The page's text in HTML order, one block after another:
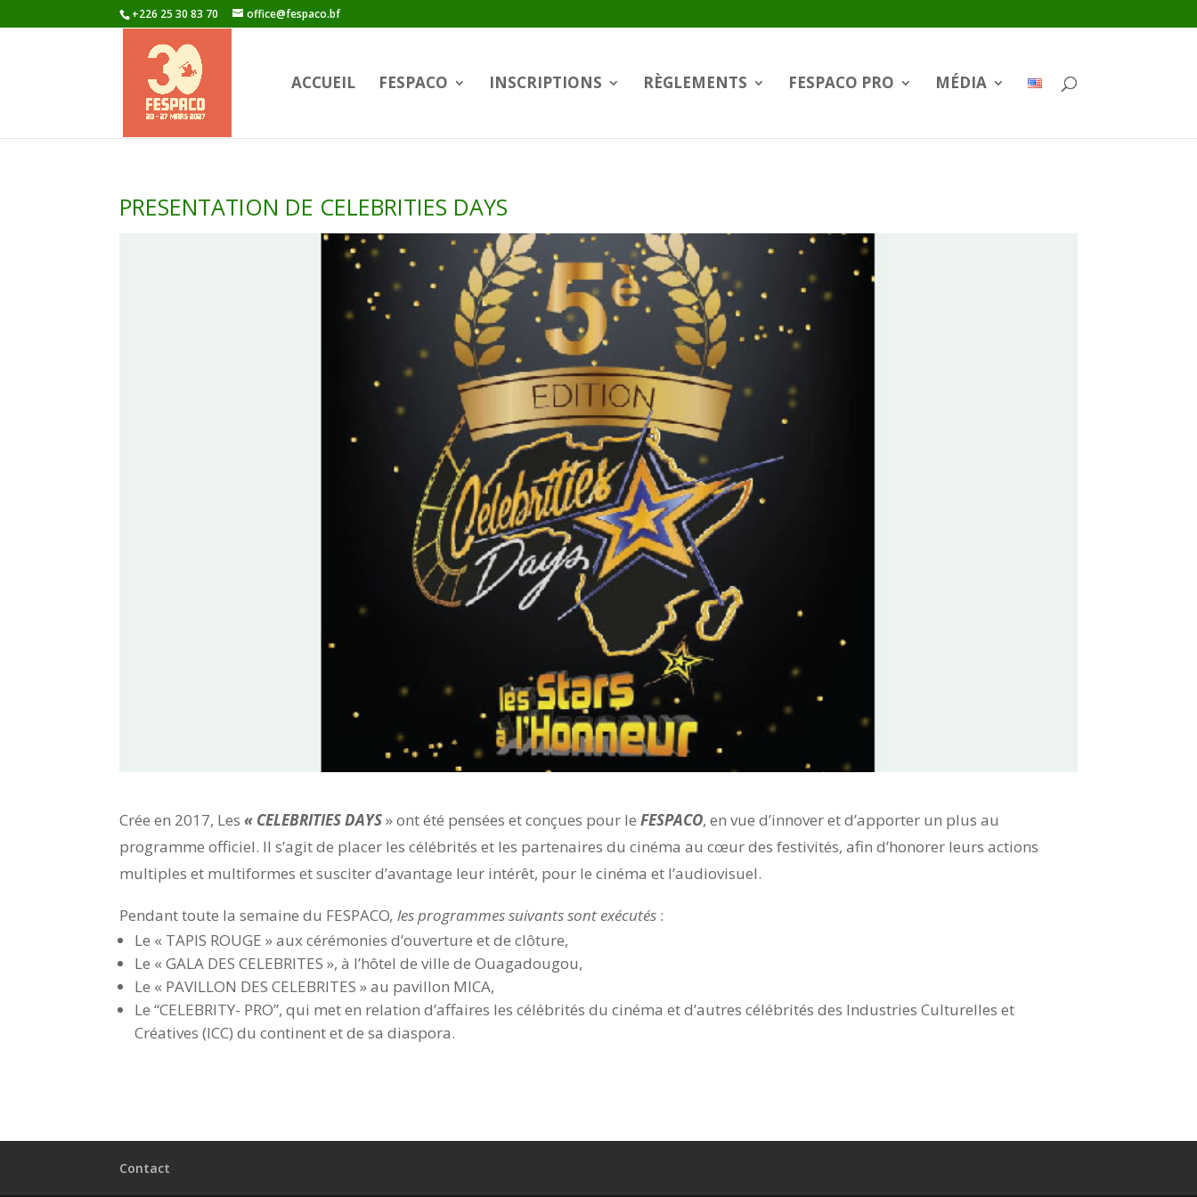
+226 25 30 83 70 office@fespaco.bf
ACCUEIL FESPACO INSCRIPTIONS RÈGLEMENTS FESPACO PRO MÉDIA
PRESENTATION DE CELEBRITIES DAYS
Crée en 2017, Les « CELEBRITIES DAYS» ont été pensées et conçues pour leFESPACO, en vue d’innover et d’apporter un plus au
programme officiel. Il s’agit de placer les célébrités et les partenaires du cinéma au cœur des festivités, afin d’honorer leurs actions
multiples et multiformes et susciter d’avantage leur intérêt, pour le cinéma et l’audiovisuel.
Pendant toute la semaine du FESPACO, les programmes suivants sont exécutés :
Le « TAPIS ROUGE » aux cérémonies d’ouverture et de clôture,
Le « GALA DES CELEBRITES », à l’hôtel de ville de Ouagadougou,
Le « PAVILLON DES CELEBRITES » au pavillon MICA,
Le “CELEBRITY- PRO”, qui met en relation d’affaires les célébrités du cinéma et d’autres célébrités des Industries Culturelles et
Créatives (ICC) du continent et de sa diaspora.
Contact